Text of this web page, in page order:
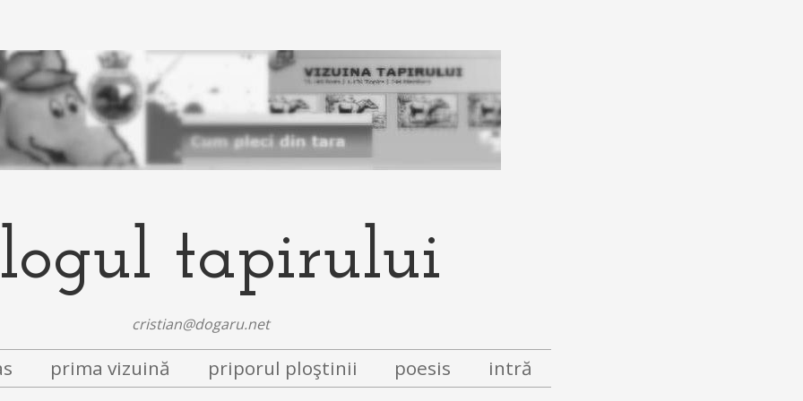
tapirului
cristian@dogaru.net
prima vizuină priporul ploştinii poesis intră